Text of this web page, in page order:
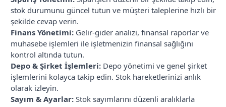
stok durumunu güncel tutun ve müşteri taleplerine hızlı bir
şekilde cevap verin.
Finans Yönetimi:Gelir-gider analizi, finansal raporlar ve
muhasebe işlemleri ile işletmenizin finansal sağlığını
kontrol altında tutun.
Depo & Şirket İşlemleri:Depo yönetimi ve genel şirket
işlemlerini kolayca takip edin. Stok hareketlerinizi anlık
olarak izleyin.
Sayım & Ayarlar:Stok sayımlarını düzenli aralıklarla